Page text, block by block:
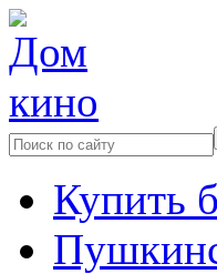
Купить